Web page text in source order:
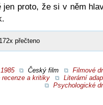
proto, že si v něm
přečteno
1985 Český film
Filmové
recenze a kritiky
Literární
Psychologické